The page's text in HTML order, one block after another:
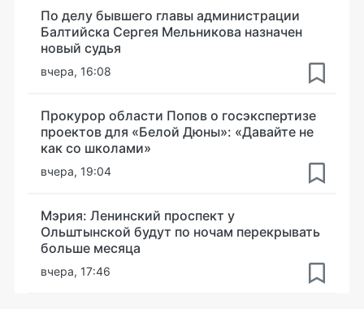
По делу бывшего главы администрации
Балтийска Сергея Мельникова назначен
новый судья
вчера, 16:08
Прокурор области Попов о госэкспертизе
проектов для «Белой Дюны»: «Давайте не
как со школами»
вчера, 19:04
Мэрия: Ленинский проспект у
Ольштынской будут по ночам перекрывать
больше месяца
вчера, 17:46